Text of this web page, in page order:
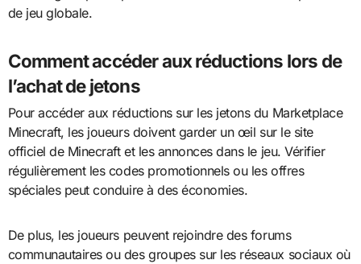
de jeu globale.
Comment accéder aux réductions lors de
l’achat de jetons
Pour accéder aux réductions sur les jetons du Marketplace
Minecraft, les joueurs doivent garder un œil sur le site
officiel de Minecraft et les annonces dans le jeu. Vérifier
régulièrement les codes promotionnels ou les offres
spéciales peut conduire à des économies.
De plus, les joueurs peuvent rejoindre des forums
communautaires ou des groupes sur les réseaux sociaux où